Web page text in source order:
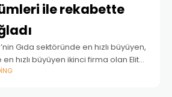
ile rekabette
Gıda sektöründe en hızlı büyüyen,
hızlı büyüyen ikinci firma olan Elita
bulunduran Sunar Grup, birimler